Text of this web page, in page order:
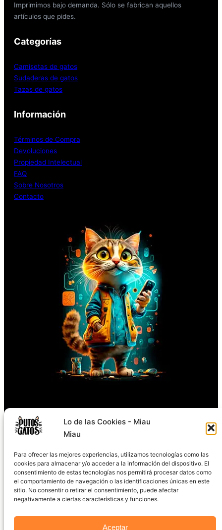
Lo de las Cookies - Miau
Miau
Para ofrecer las mejores experiencias, utilizamos tecnologías como las
cookies para almacenar y/o acceder a la información del dispositivo. El
consentimiento de estas tecnologías nos permitirá procesar datos como
el comportamiento de navegación o las identificaciones únicas en este
sitio. No consentir o retirar el consentimiento, puede afectar
negativamente a ciertas características y funciones.
Aceptar
Imprimimos bajo demanda. Sólo se fabrican aquellos
artículos que pides.
Categorías
Camisetas de gatos
Sudaderas de gatos
Tazas de gatos
Información
Términos de Compra
Devoluciones
Propiedad Intelectual
FAQ
Sobre Nosotros
Contacto